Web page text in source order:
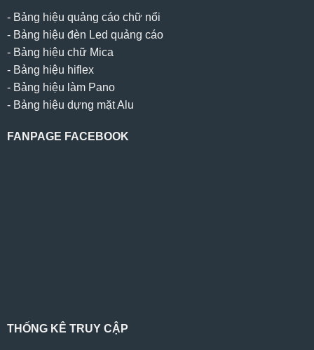
- Bảng hiệu quảng cáo chữ nổi
- Bảng hiệu đèn Led quảng cáo
- Bảng hiệu chữ Mica
- Bảng hiệu hiflex
- Bảng hiệu làm Pano
- Bảng hiệu dựng mặt Alu
FANPAGE FACEBOOK
THỐNG KÊ TRUY CẬP